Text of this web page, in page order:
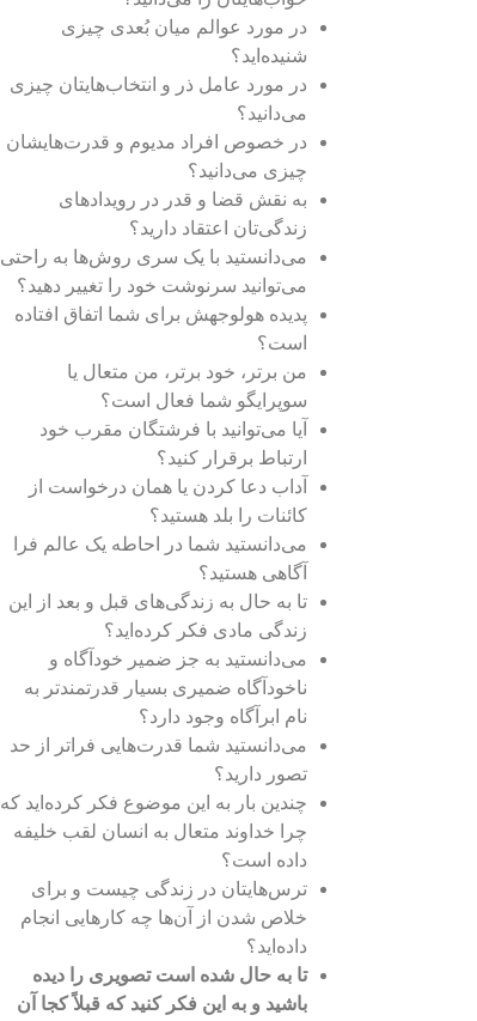
در مورد عوالم میان بُعدی چیزی
شنیده‌اید؟
در مورد عامل ذر و انتخاب‌هایتان چیزی
می‌دانید؟
در خصوص افراد مدیوم و قدرت‌هایشان
چیزی می‌دانید؟
به نقش قضا و قدر در رویدادهای
زندگی‌تان اعتقاد دارید؟
می‌دانستید با یک سری روش‌ها به راحتی
می‌توانید سرنوشت خود را تغییر دهید؟
پدیده هولوجهش برای شما اتفاق افتاده
است؟
من برتر، خود برتر، من متعال یا
سوپرایگو شما فعال است؟
آیا می‌توانید با فرشتگان مقرب خود
ارتباط برقرار کنید؟
آداب دعا کردن یا همان درخواست از
کائنات را بلد هستید؟
می‌دانستید شما در احاطه یک عالم فرا
آگاهی هستید؟
تا به حال به زندگی‌های قبل و بعد از این
زندگی مادی فکر کرده‌اید؟
می‌دانستید به جز ضمیر خودآگاه و
ناخودآگاه ضمیری بسیار قدرتمند‌تر به
نام ابرآگاه وجود دارد؟
می‌دانستید شما قدرت‌هایی فراتر از حد
تصور دارید؟
چندین بار به این موضوع فکر کرده‌اید که
چرا خداوند متعال به انسان لقب خلیفه
داده است؟
ترس‌هایتان در زندگی چیست و برای
خلاص شدن از ‌آن‌ها چه کارهایی انجام
داده‌اید؟
تا به حال شده است تصویری را دیده‌
باشید و به این فکر کنید که قبلاً کجا آن